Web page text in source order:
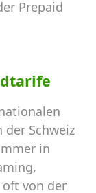
Prepaid
der Schweiz
in
von der